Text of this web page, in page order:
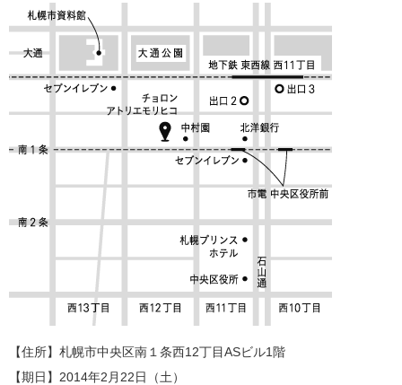
【住所】札幌市中央区南１条西12丁目ASビル1階
【期日】2014年2月22日（土）